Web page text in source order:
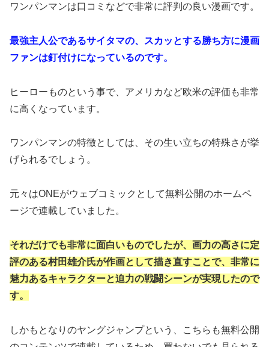
ワンパンマンは口コミなどで非常に評判の良い漫画です。
最強主人公であるサイタマの、スカッとする勝ち方に漫画
ファンは釘付けになっているのです。
ヒーローものという事で、アメリカなど欧米の評価も非常
に高くなっています。
ワンパンマンの特徴としては、その生い立ちの特殊さが挙
げられるでしょう。
元々はONEがウェブコミックとして無料公開のホームペ
ージで連載していました。
それだけでも非常に面白いものでしたが、画力の高さに定
評のある村田雄介氏が作画として描き直すことで、非常に
魅力あるキャラクターと迫力の戦闘シーンが実現したので
す。
しかもとなりのヤングジャンプという、こちらも無料公開